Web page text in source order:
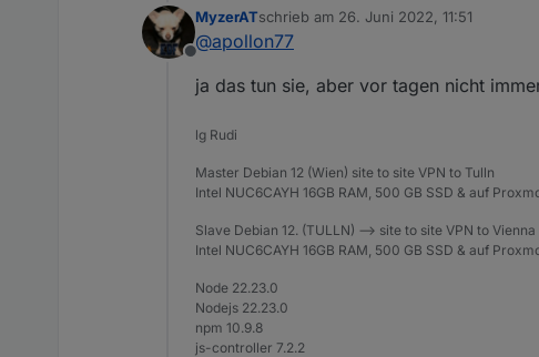
ist auch immer anders! einmal
Offline
MyzerATschrieb am 26. Juni 2022, 11:51
zuletzt editiert von
@apollon77
ja das tun sie, aber vor tagen nicht
lg Rudi
Master Debian 12 (Wien) site to site VPN to Tulln
Intel NUC6CAYH 16GB RAM, 500 GB SSD & auf
Slave Debian 12. (TULLN) --> site to site VPN to Vienna
Intel NUC6CAYH 16GB RAM, 500 GB SSD & auf
Node 22.23.0
Nodejs 22.23.0
npm 10.9.8
js-controller 7.2.2